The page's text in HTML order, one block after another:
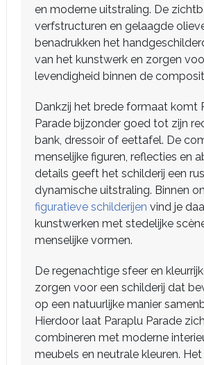
en moderne uitstraling. De
verfstructuren en gelaagde
benadrukken het
van het kunstwerk en zorgen
levendigheid binnen de
Dankzij het brede formaat komt
Parade bijzonder goed tot zijn
bank, dressoir of eettafel. De
menselijke figuren, reflecties en
details geeft het schilderij een
dynamische uitstraling. Binnen
figuratieve schilderijen vind je
kunstwerken met stedelijke
menselijke vormen.
De regenachtige sfeer en
zorgen voor een schilderij dat
op een natuurlijke manier
Hierdoor laat Paraplu Parade
combineren met moderne
meubels en neutrale kleuren. Het